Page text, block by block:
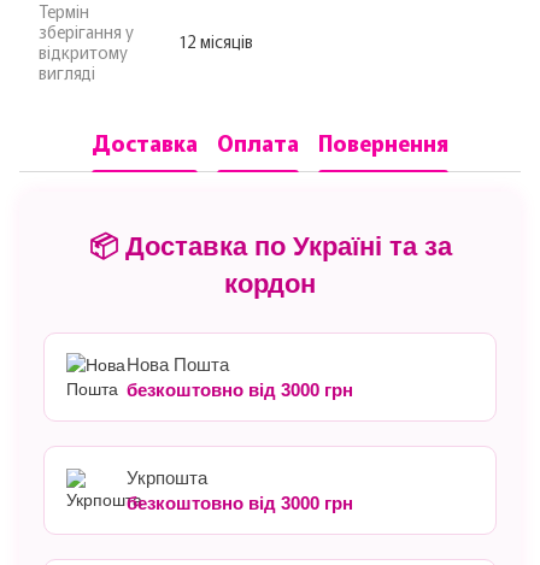
Термін
зберігання у
відкритому
вигляді
12 місяців
Доставка Оплата Повернення
📦 Доставка по Україні та за
кордон
Нова Пошта
безкоштовно від 3000 грн
Укрпошта
безкоштовно від 3000 грн